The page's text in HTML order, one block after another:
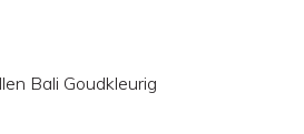
Bali Goudkleurig